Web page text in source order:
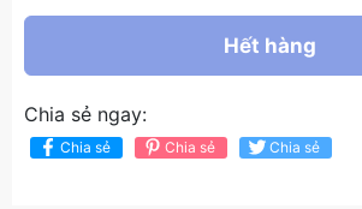
Hết hàng
Chia sẻ ngay:
Chia sẻ Chia sẻ Chia sẻ